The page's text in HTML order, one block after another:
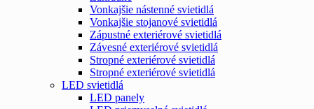
Vonkajšie nástenné svietidlá
Vonkajšie stojanové svietidlá
Zápustné exteriérové svietidlá
Závesné exteriérové svietidlá
Stropné exteriérové svietidlá
Stropné exteriérové svietidlá
LED svietidlá
LED panely